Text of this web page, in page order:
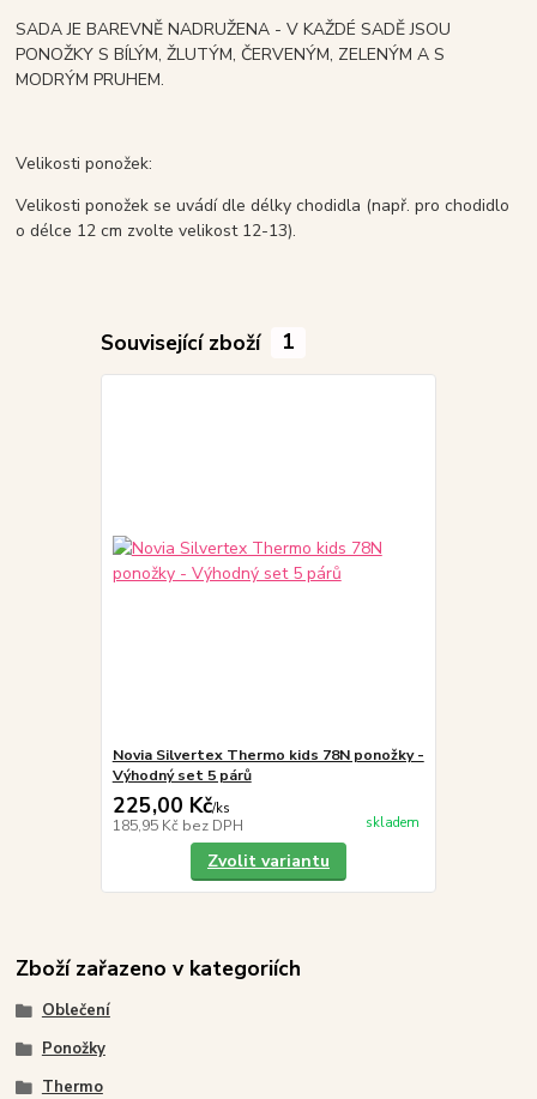
SADA JE BAREVNĚ NADRUŽENA - V KAŽDÉ SADĚ JSOU
PONOŽKY S BÍLÝM, ŽLUTÝM, ČERVENÝM, ZELENÝM A S
MODRÝM PRUHEM.
Velikosti ponožek:
Velikosti ponožek se uvádí dle délky chodidla (např. pro chodidlo
o délce 12 cm zvolte velikost 12-13).
Související zboží 1
Novia Silvertex Thermo kids 78N ponožky -
Výhodný set 5 párů
225,00 Kč/ks
185,95 Kč bez DPH skladem
Zvolit variantu
Zboží zařazeno v kategoriích
Oblečení
Ponožky
Thermo